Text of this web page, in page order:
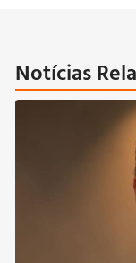
Notícias